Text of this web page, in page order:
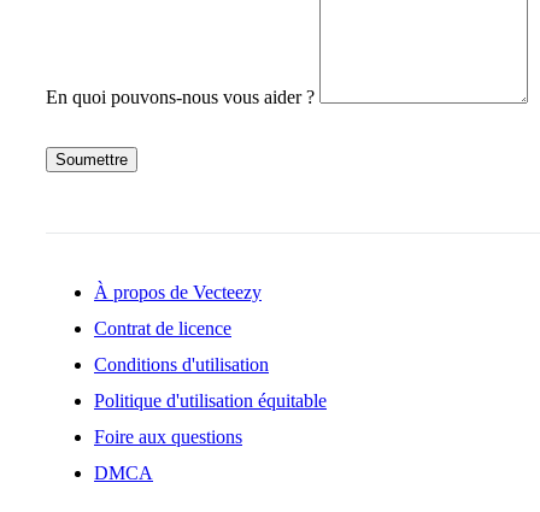
En quoi pouvons-nous vous aider ?
Soumettre
À propos de Vecteezy
Contrat de licence
Conditions d'utilisation
Politique d'utilisation équitable
Foire aux questions
DMCA